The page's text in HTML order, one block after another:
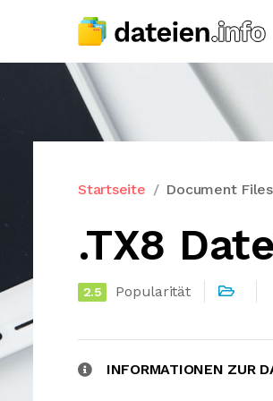
Startseite Document Files
.TX8
2.5 Popularität
INFORMATIONEN ZUR